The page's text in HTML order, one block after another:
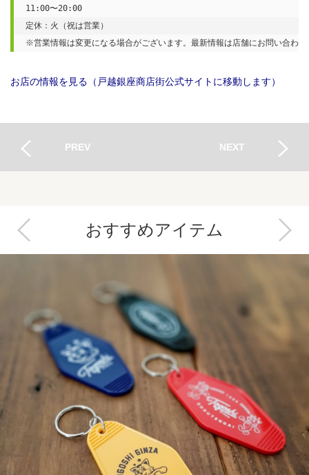
11:00〜20:00
定休：火（祝は営業）
※営業情報は変更になる場合がございます。最新情報は店舗にお問い合わせ
お店の情報を見る（戸越銀座商店街公式サイトに移動します）
PREV NEXT
おすすめアイテム
Next